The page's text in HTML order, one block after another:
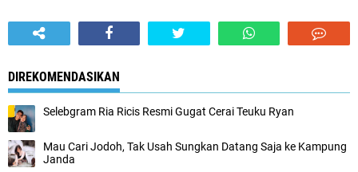
DIREKOMENDASIKAN
Selebgram Ria Ricis Resmi Gugat Cerai Teuku Ryan
Mau Cari Jodoh, Tak Usah Sungkan Datang Saja ke Kampung
Janda